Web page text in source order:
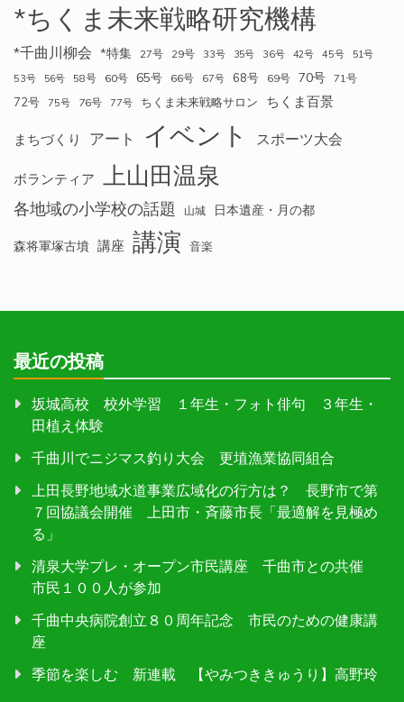
*ちくま未来戦略研究機構
*千曲川柳会 *特集 27号 29号 33号 35号 36号 42号 45号
51号
53号
56号 58号 60号 65号 66号 67号 68号 69号 70号 71号
72号 75号 76号 77号 ちくま未来戦略サロン ちくま百景
まちづくり アート イベント スポーツ大会
ボランティア 上山田温泉
各地域の小学校の話題 山城 日本遺産・月の都
森将軍塚古墳 講座 講演 音楽
最近の投稿
坂城高校 校外学習 １年生・フォト俳句 ３年生・
田植え体験
千曲川でニジマス釣り大会 更埴漁業協同組合
上田長野地域水道事業広域化の行方は？ 長野市で第
７回協議会開催 上田市・斉藤市長「最適解を見極め
る」
清泉大学プレ・オープン市民講座 千曲市との共催
市民１００人が参加
千曲中央病院創立８０周年記念 市民のための健康講
座
季節を楽しむ 新連載 【やみつききゅうり】高野玲